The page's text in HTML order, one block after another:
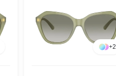
+2